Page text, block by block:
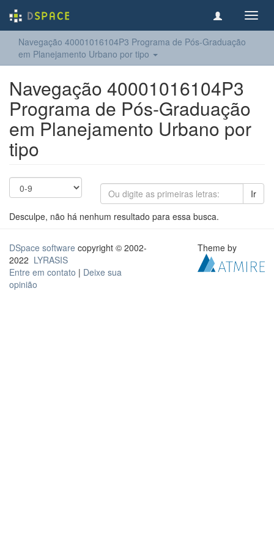
Navegação 40001016104P3 Programa de Pós-Graduação
em Planejamento Urbano por tipo
Navegação 40001016104P3
Programa de Pós-Graduação
em Planejamento Urbano por
tipo
Ir
Desculpe, não há nenhum resultado para essa busca.
DSpace software copyright © 2002-
2022 LYRASIS
Entre em contato | Deixe sua
opinião
Theme by